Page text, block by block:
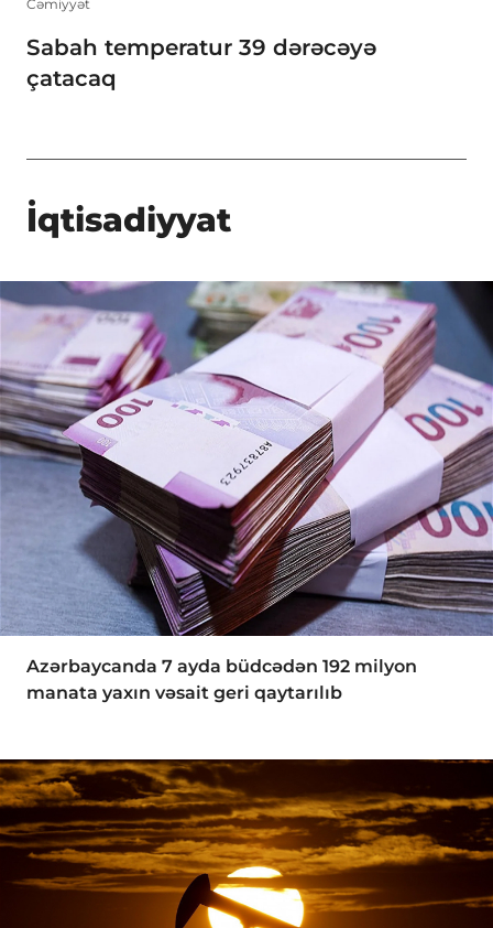
Cəmiyyət
Sabah temperatur 39 dərəcəyə
çatacaq
İqtisadiyyat
Azərbaycanda 7 ayda büdcədən 192 milyon
manata yaxın vəsait geri qaytarılıb